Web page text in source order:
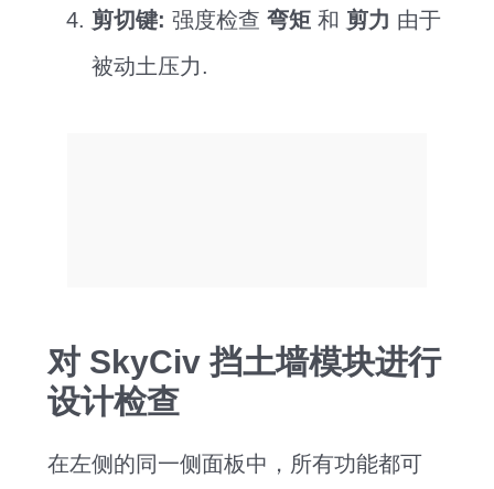
剪切键: 强度检查 弯矩和 剪力 由于
被动土压力.
对 SkyCiv 挡土墙模块进行
设计检查
在左侧的同一侧面板中，所有功能都可